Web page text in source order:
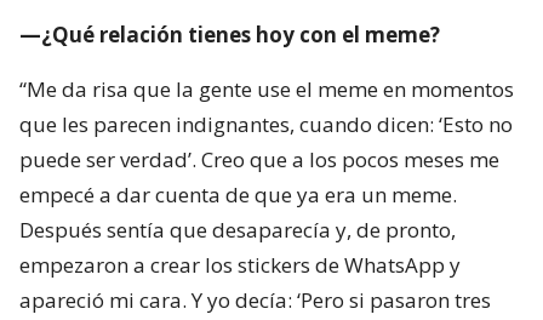
—¿Qué relación tienes hoy con el meme?
“Me da risa que la gente use el meme en momentos
que les parecen indignantes, cuando dicen: ‘Esto no
puede ser verdad’. Creo que a los pocos meses me
empecé a dar cuenta de que ya era un meme.
Después sentía que desaparecía y, de pronto,
empezaron a crear los stickers de WhatsApp y
apareció mi cara. Y yo decía: ‘Pero si pasaron tres